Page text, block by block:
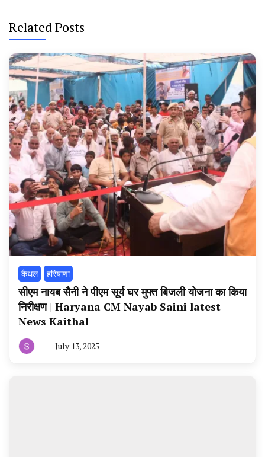
Related Posts
कैथल हरियाणा
सीएम नायब सैनी ने पीएम सूर्य घर मुफ्त बिजली योजना का किया
निरीक्षण | Haryana CM Nayab Saini latest
News Kaithal
July 13, 2025